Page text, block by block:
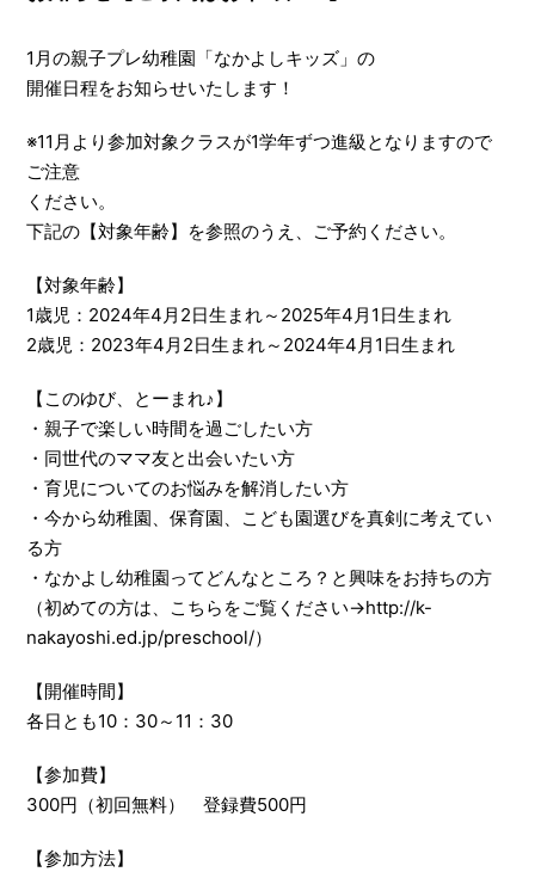
1月の親子プレ幼稚園「なかよしキッズ」の
開催日程をお知らせいたします！
※11月より参加対象クラスが1学年ずつ進級となりますので
ご注意
ください。
下記の【対象年齢】を参照のうえ、ご予約ください。
【対象年齢】
1歳児：2024年4月2日生まれ～2025年4月1日生まれ
2歳児：2023年4月2日生まれ～2024年4月1日生まれ
【このゆび、とーまれ♪】
・親子で楽しい時間を過ごしたい方
・同世代のママ友と出会いたい方
・育児についてのお悩みを解消したい方
・今から幼稚園、保育園、こども園選びを真剣に考えてい
る方
・なかよし幼稚園ってどんなところ？と興味をお持ちの方
（初めての方は、こちらをご覧ください→http://k-
nakayoshi.ed.jp/preschool/）
【開催時間】
各日とも10：30～11：30
【参加費】
300円（初回無料） 登録費500円
【参加方法】